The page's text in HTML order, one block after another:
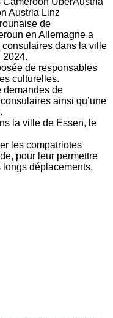
Austria Linz
de
en Allemagne a
dans la ville
2024.
de responsables
culturelles.
demandes de
ainsi qu’une
la ville de Essen, le
les compatriotes
pour leur permettre
longs déplacements,